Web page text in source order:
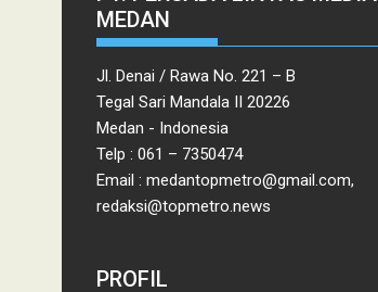
MEDAN
Jl. Denai / Rawa No. 221 – B
Tegal Sari Mandala II 20226
Medan - Indonesia
Telp : 061 – 7350474
Email : medantopmetro@gmail.com,
redaksi@topmetro.news
PROFIL